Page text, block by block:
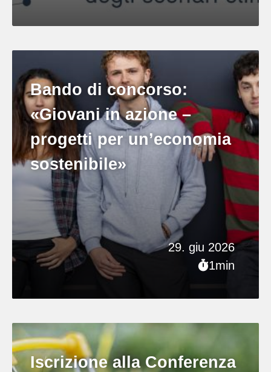
29. giu 2026
1min
Bando di concorso:
«Giovani in azione –
progetti per un’economia
sostenibile»
Iscrizione alla Conferenza